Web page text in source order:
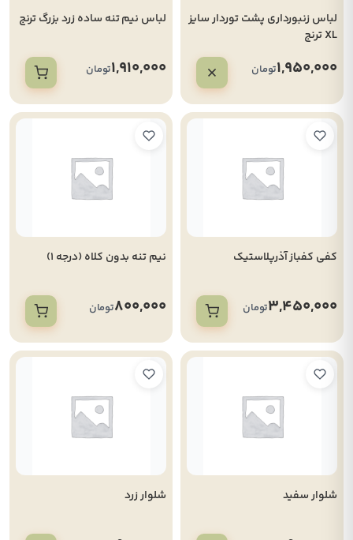
لباس زنبورداری پشت توردار سایز
XL ترنج
1,950,000تومان
لباس نیم تنه ساده زرد بزرگ ترنج
1,910,000تومان
کفی کفباز آذرپلاستیک
3,450,000تومان
نیم تنه بدون کلاه (درجه 1)
800,000تومان
شلوار سفید شلوار زرد